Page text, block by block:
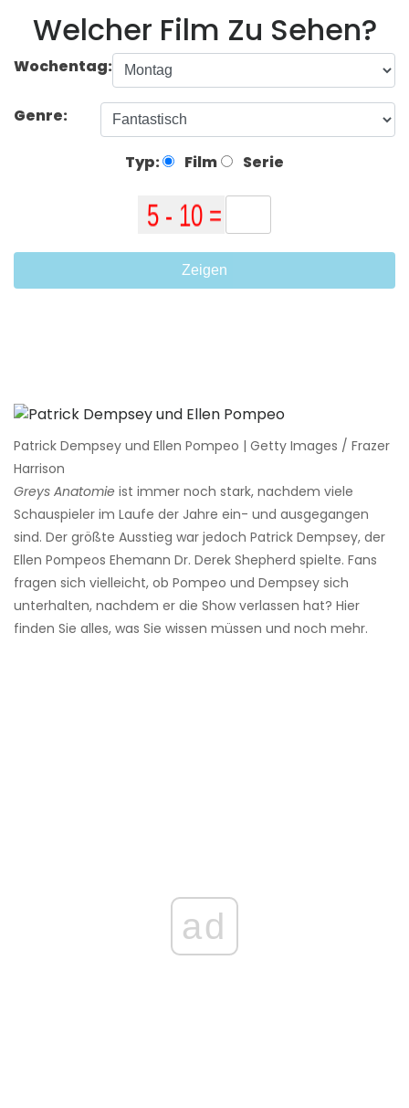
Welcher Film Zu Sehen?
Wochentag:
Genre:
Typ: Film Serie
Zeigen
Patrick Dempsey und Ellen Pompeo | Getty Images / Frazer
Harrison
Greys Anatomie ist immer noch stark, nachdem viele
Schauspieler im Laufe der Jahre ein- und ausgegangen
sind. Der größte Ausstieg war jedoch Patrick Dempsey, der
Ellen Pompeos Ehemann Dr. Derek Shepherd spielte. Fans
fragen sich vielleicht, ob Pompeo und Dempsey sich
unterhalten, nachdem er die Show verlassen hat? Hier
finden Sie alles, was Sie wissen müssen und noch mehr.
ad